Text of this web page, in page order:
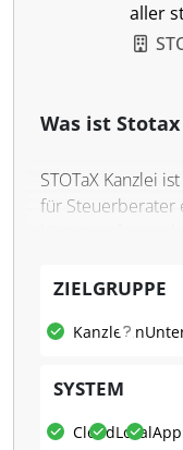
aller
Was ist
STOTaX Kanzlei
für Steuerberater
Arbeitsprozesse
Plattformen ist
digitalisieren.
Was kann
ZIELGRUPPE
Kanzleien
SYSTEM
CloudLokalApp